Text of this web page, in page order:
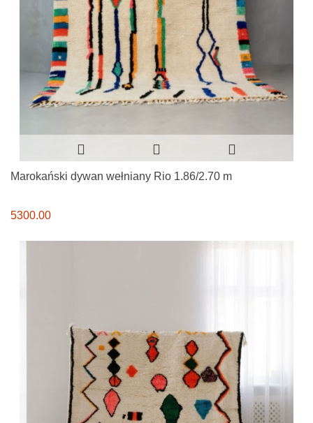
Marokański dywan wełniany Rio 1.86/2.70 m
5300.00